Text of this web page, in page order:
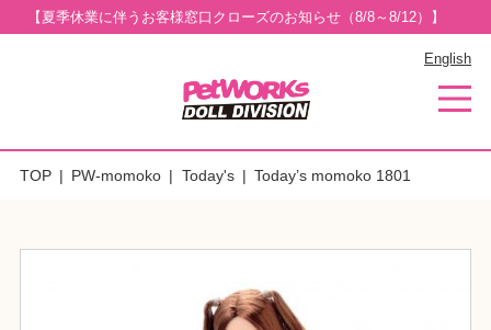
【夏季休業に伴うお客様窓口クローズのお知らせ（8/8～8/12）】
English
TOP PW-momoko Today's Today’s momoko 1801